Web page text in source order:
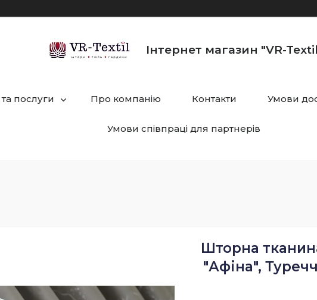
Інтернет магазин "VR-
послуги Про компанію Контакти Умови
Умови співпраці для партнерів
Шторна
"Афіна",